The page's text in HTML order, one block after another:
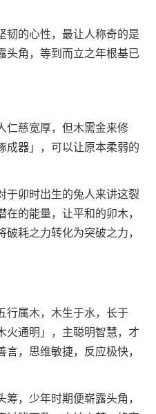
韧的心性，最让人称奇的是
头角，等到而立之年根基已
仁慈宽厚，但木需金来修
成器」，可以让原本柔弱的
于卯时出生的兔人来讲这裂
的能量，让平和的卯木，
耗之力转化为突破之力，
行属木，木生于水，长于
火通明」，主聪明智慧，才
，思维敏捷，反应极快，
，少年时期便崭露头角，